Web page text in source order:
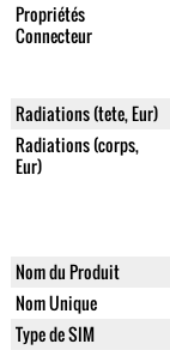
Propriétés
Connecteur
Radiations (tete, Eur)
Radiations (corps,
Eur)
Nom du Produit
Nom Unique
Type de SIM